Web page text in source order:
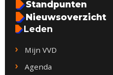
Standpunten
Nieuwsoverzicht
Leden
Mijn VVD
Agenda